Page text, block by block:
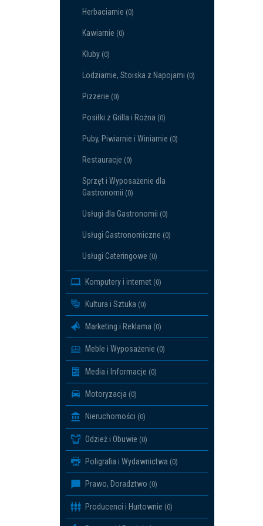
Herbaciarnie (0)
Kawiarnie (0)
Kluby (0)
Lodziarnie, Stoiska z Napojami (0)
Pizzerie (0)
Posiłki z Grilla i Rożna (0)
Puby, Piwiarnie i Winiarnie (0)
Restauracje (0)
Sprzęt i Wyposażenie dla
Gastronomii (0)
Usługi dla Gastronomii (0)
Usługi Gastronomiczne (0)
Usługi Cateringowe (0)
Komputery i internet (0)
Kultura i Sztuka (0)
Marketing i Reklama (0)
Meble i Wyposażenie (0)
Media i Informacje (0)
Motoryzacja (0)
Nieruchomości (0)
Odzież i Obuwie (0)
Poligrafia i Wydawnictwa (0)
Prawo, Doradztwo (0)
Producenci i Hurtownie (0)